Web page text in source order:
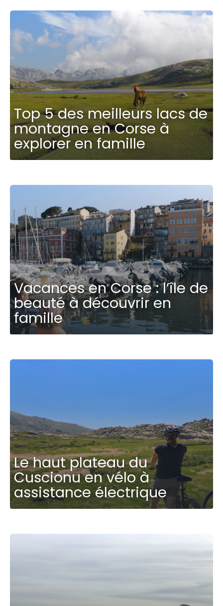
Top 5 des meilleurs lacs de
montagne en Corse à
explorer en famille
Vacances en Corse : l’île de
beauté à découvrir en
famille
Le haut plateau du
Cuscionu en vélo à
assistance électrique